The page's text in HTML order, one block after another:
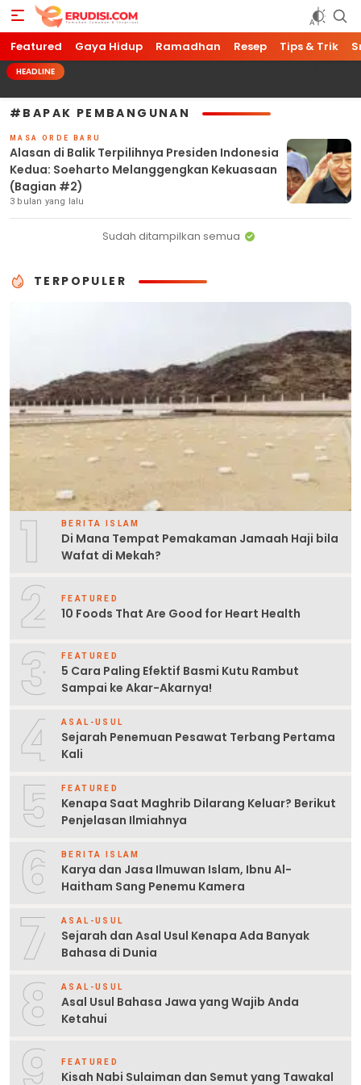
Erudisi
Temukan Jawaban dan Inspirasi
Featured Gaya Hidup Ramadhan Resep Tips & Trik
HEADLINE
#BAPAK PEMBANGUNAN
MASA ORDE BARU
Alasan di Balik Terpilihnya Presiden Indonesia
Kedua: Soeharto Melanggengkan Kekuasaan
(Bagian #2)
3 bulan yang lalu
Sudah ditampilkan semua
TERPOPULER
1 BERITA ISLAM
Di Mana Tempat Pemakaman Jamaah Haji bila
Wafat di Mekah?
2 FEATURED
10 Foods That Are Good for Heart Health
3 FEATURED
5 Cara Paling Efektif Basmi Kutu Rambut
Sampai ke Akar-Akarnya!
4 ASAL-USUL
Sejarah Penemuan Pesawat Terbang Pertama
Kali
5 FEATURED
Kenapa Saat Maghrib Dilarang Keluar? Berikut
Penjelasan Ilmiahnya
6 BERITA ISLAM
Karya dan Jasa Ilmuwan Islam, Ibnu Al-
Haitham Sang Penemu Kamera
7 ASAL-USUL
Sejarah dan Asal Usul Kenapa Ada Banyak
Bahasa di Dunia
8 ASAL-USUL
Asal Usul Bahasa Jawa yang Wajib Anda
Ketahui
FEATURED
Kisah Nabi Sulaiman dan Semut yang Tawakal